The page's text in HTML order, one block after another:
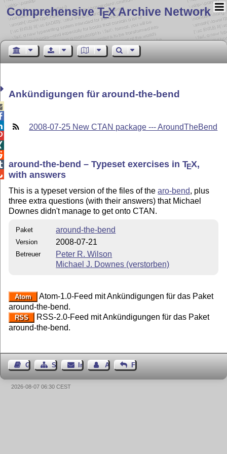
Comprehensive TEX Archive Network
Ankündigungen für around-the-bend
2008-07-25 New CTAN package --- AroundTheBend
around-the-bend – Typeset exercises inTEX,
with answers
This is a typeset version of the files of thearo-bend, plus
three extra questions (with their answers) that Michael
Downes didn't manage to get onto CTAN.
Paket around-the-bend
Version 2008-07-21
Betreuer
Peter R. Wilson
Michael J. Downes (verstorben)
Atom
Atom-1.0-Feed mit Ankündigungen für das Paket
around-the-bend.
RSS
RSS-2.0-Feed mit Ankündigungen für das Paket
around-the-bend.
GästebuchSeiten-Struktur
ImpressumAutor kontaktieren
Feedback
2026-08-07 06:30 CEST